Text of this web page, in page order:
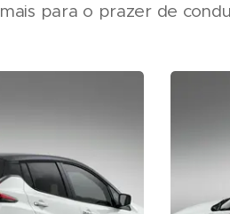
mais para o prazer de